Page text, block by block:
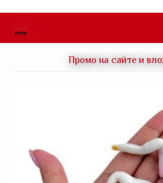
основному
содержанию
Промо на сайте и